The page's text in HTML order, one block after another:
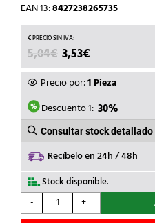
EAN 13:8427238265735
5,04€ EL
PRECIO
ORIGINAL
ERA:
5,04€.
3,53€
PRECIO
ACTUAL
ES:
3,53€.
Precio por:1 Pieza
Descuento 1: 30%
Consultar stock detallado
Recíbelo en 24h / 48h
Stock disponible.
-
NIESSEN
-
+